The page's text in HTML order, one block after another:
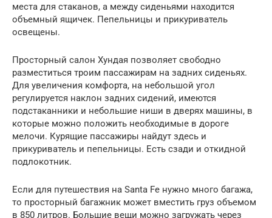
места для стаканов, а между сиденьями находится
объемный ящичек. Пепельницы и прикуриватель
освещены.
Просторный салон Хундая позволяет свободно
разместиться троим пассажирам на задних сиденьях.
Для увеличения комфорта, на небольшой угол
регулируется наклон задних сидений, имеются
подстаканники и небольшие ниши в дверях машины, в
которые можно положить необходимые в дороге
мелочи. Курящие пассажиры найдут здесь и
прикуриватель и пепельницы. Есть сзади и откидной
подлокотник.
Если для путешествия на Santa Fe нужно много багажа,
то просторный багажник может вместить груз объемом
в 850 литров. Большие вещи можно загружать через